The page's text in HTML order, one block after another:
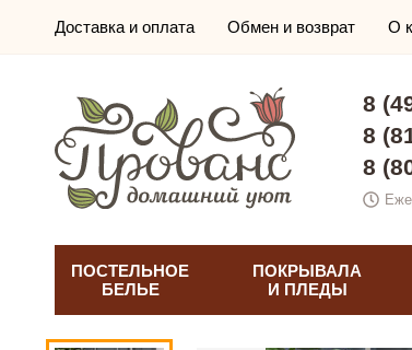
Доставка и оплата Обмен и возврат О
8
8
8
ПОСТЕЛЬНОЕ
БЕЛЬЕ
ПОКРЫВАЛА
И ПЛЕДЫ